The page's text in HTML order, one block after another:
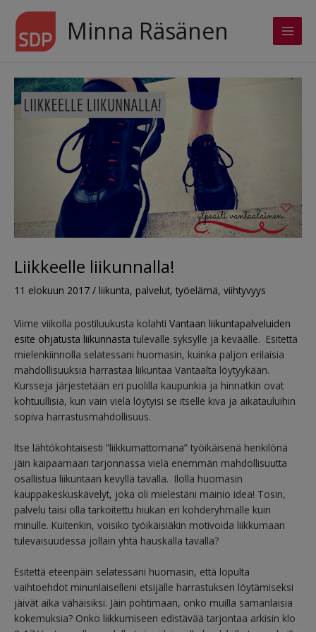
sisältöön
Minna Räsänen
Main
Liikkeelle liikunnalla!
11 elokuun 2017 / liikunta, palvelut, työelämä, viihtyvyys
Viime viikolla postiluukusta kolahti Vantaan liikuntapalveluiden
esite ohjatusta liikunnasta tulevalle syksylle ja keväälle. Esitettä
mielenkiinnolla selatessani huomasin, kuinka paljon erilaisia
mahdollisuuksia harrastaa liikuntaa Vantaalta löytyykään.
Kursseja järjestetään eri puolilla kaupunkia ja hinnatkin ovat
kohtuullisia, kun vain vielä löytyisi se itselle kiva ja aikatauluihin
sopiva harrastusmahdollisuus.
Itse lähtökohtaisesti ”liikkumattomana” työikäisenä henkilönä
jäin kaipaamaan tarjonnassa vielä enemmän mahdollisuutta
osallistua liikuntaan kevyllä tavalla. Ilolla huomasin
kauppakeskuskävelyt, joka oli mielestäni mainio idea! Tosin,
palvelu taisi olla tarkoitettu hiukan eri kohderyhmälle kuin
minulle. Kuitenkin, voisiko työikäisiäkin motivoida liikkumaan
tulevaisuudessa jollain yhtä hauskalla tavalla?
Esitettä eteenpäin selatessani huomasin, että lopulta
vaihtoehdot minunlaiselleni etsijälle harrastuksen löytämiseksi
jäivät aika vähäisiksi. Jäin pohtimaan, onko muilla samanlaisia
kokemuksia? Onko liikkumiseen edistävää tarjontaa arkisin klo